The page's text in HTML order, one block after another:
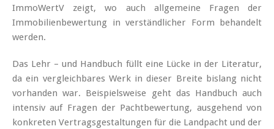
ImmoWertV zeigt, wo auch allgemeine Fragen der
Immobilienbewertung in verständlicher Form behandelt
werden.
Das Lehr – und Handbuch füllt eine Lücke in der Literatur,
da ein vergleichbares Werk in dieser Breite bislang nicht
vorhanden war. Beispielsweise geht das Handbuch auch
intensiv auf Fragen der Pachtbewertung, ausgehend von
konkreten Vertragsgestaltungen für die Landpacht und der